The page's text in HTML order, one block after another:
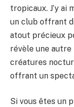
tropicaux. J’y ai
un club offrant
atout précieux
révèle une autre
créatures
offrant un
Si vous êtes un